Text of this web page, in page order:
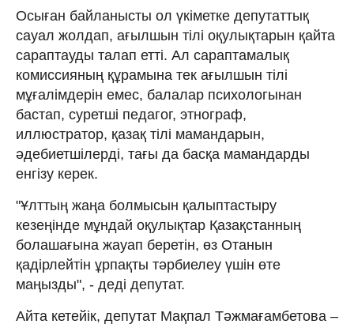
Осыған байланысты ол үкіметке депутаттық
сауал жолдап, ағылшын тілі оқулықтарын қайта
сараптауды талап етті. Ал сараптамалық
комиссияның құрамына тек ағылшын тілі
мұғалімдерін емес, балалар психологынан
бастап, суретші педагог, этнограф,
иллюстратор, қазақ тілі мамандарын,
әдебиетшілерді, тағы да басқа мамандарды
енгізу керек.
"Ұлттың жаңа болмысын қалыптастыру
кезеңінде мұндай оқулықтар Қазақстанның
болашағына жауап беретін, өз Отанын
қадірлейтін ұрпақты тәрбиелеу үшін өте
маңызды", - деді депутат.
Айта кетейік, депутат Мақпал Тәжмағамбетова –